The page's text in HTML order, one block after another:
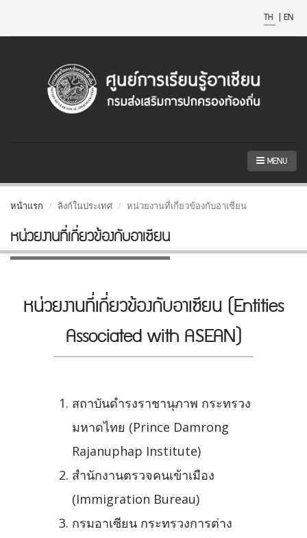
TH | EN
MENU
หน้าแรก ลิงก์ในประเทศ หน่วยงานที่เกี่ยวข้องกับอาเซียน
หน่วยงานที่เกี่ยวข้องกับอาเซียน
หน่วยงานที่เกี่ยวข้องกับอาเซียน (Entities
Associated with ASEAN)
สถาบันดำรงราชานุภาพ กระทรวง
มหาดไทย (Prince Damrong
Rajanuphap Institute)
สำนักงานตรวจคนเข้าเมือง
(Immigration Bureau)
กรมอาเซียน กระทรวงการต่าง